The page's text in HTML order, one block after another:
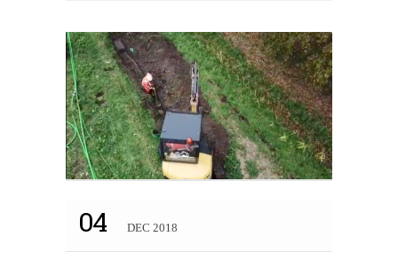
04 DEC 2018